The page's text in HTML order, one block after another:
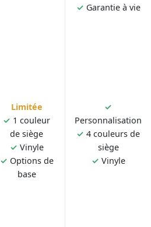
✓ Garantie à vie
Limitée
✓ 1 couleur
de siège
✓ Vinyle
✓ Options de
base
✓
Personnalisation
✓ 4 couleurs de
siège
✓ Vinyle